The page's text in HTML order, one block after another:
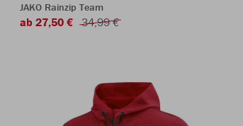
JAKO Rainzip Team
ab 27,50 € 34,99 €